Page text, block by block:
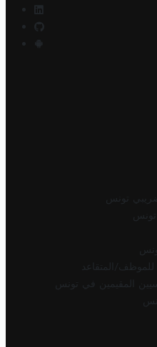
تونس
المتقاعد
المقيمين في تونس